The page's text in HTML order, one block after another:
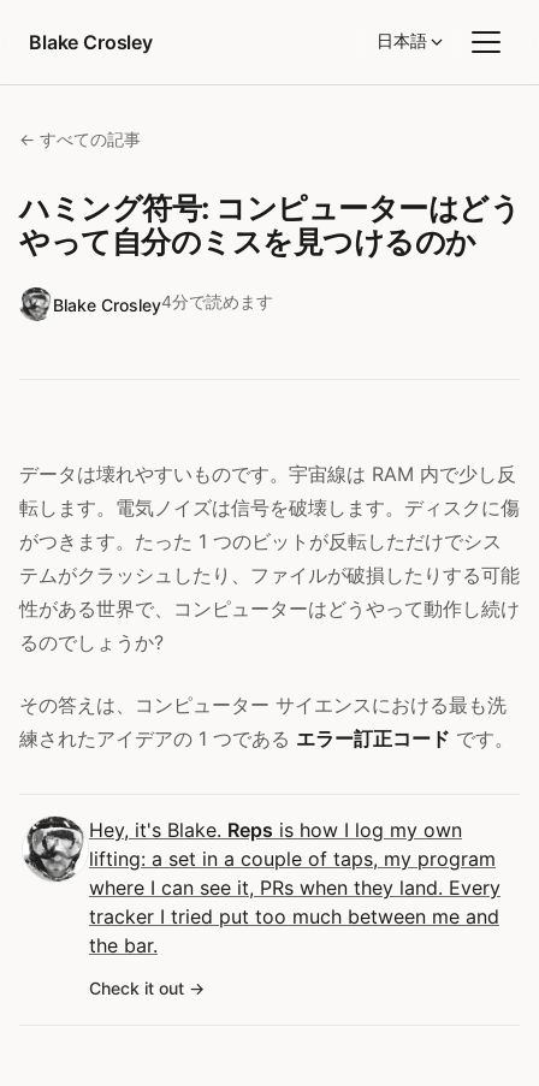
Blake Crosley
日本語
← すべての記事
ハミング符号: コンピューターはどう
やって自分のミスを見つけるのか
Blake Crosley4分で読めます
データは壊れやすいものです。宇宙線は RAM 内で少し反
転します。電気ノイズは信号を破壊します。ディスクに傷
がつきます。たった 1 つのビットが反転しただけでシス
テムがクラッシュしたり、ファイルが破損したりする可能
性がある世界で、コンピューターはどうやって動作し続け
るのでしょうか?
その答えは、コンピューター サイエンスにおける最も洗
練されたアイデアの 1 つである エラー訂正コード です。
Hey, it's Blake. Reps is how I log my own
lifting: a set in a couple of taps, my program
where I can see it, PRs when they land. Every
tracker I tried put too much between me and
the bar.
Check it out